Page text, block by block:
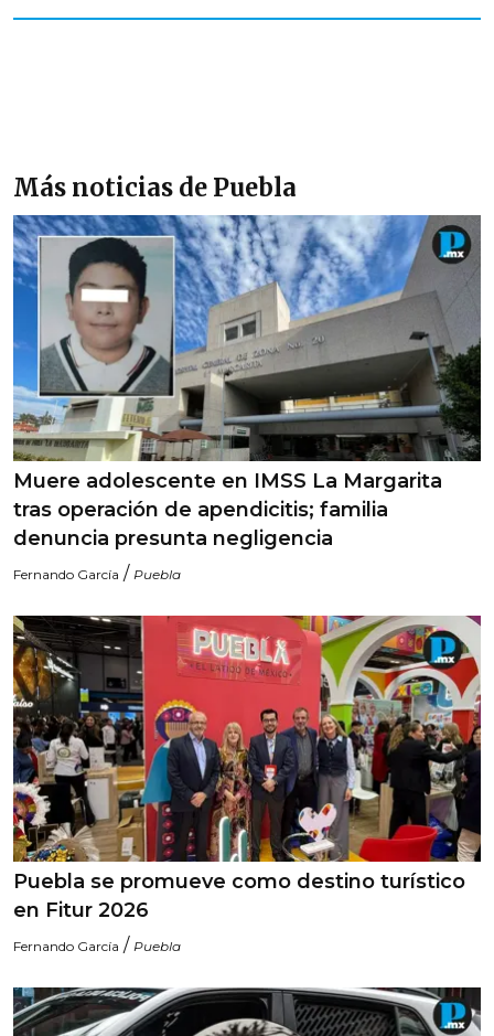
Más noticias de Puebla
Muere adolescente en IMSS La Margarita
tras operación de apendicitis; familia
denuncia presunta negligencia
Fernando García / Puebla
Puebla se promueve como destino turístico
en Fitur 2026
Fernando García / Puebla